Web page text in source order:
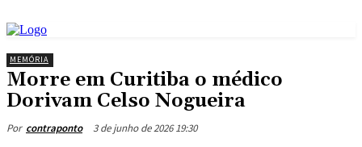
MEMÓRIA
Morre em Curitiba o médico
Dorivam Celso Nogueira
Por contraponto 3 de junho de 2026 19:30